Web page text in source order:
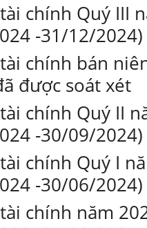
chính Quý III
-31/12/2024)
tài chính bán
được soát xét
chính Quý II
-30/09/2024)
chính Quý I
-30/06/2024)
chính năm